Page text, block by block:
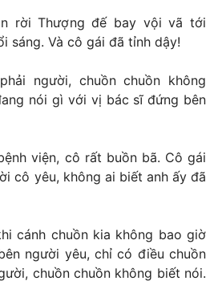
rời Thượng đế bay vội vã tới
sáng. Và cô gái đã tỉnh dậy!
người, chuồn chuồn không
nói gì với vị bác sĩ đứng bên
viện, cô rất buồn bã. Cô gái
cô yêu, không ai biết anh ấy đã
cánh chuồn kia không bao giờ
người yêu, chỉ có điều chuồn
chuồn chuồn không biết nói.